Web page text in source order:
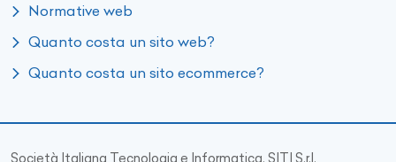
Normative web
Quanto costa un sito web?
Quanto costa un sito ecommerce?
Società Italiana Tecnologia e Informatica, SITI S.r.l.